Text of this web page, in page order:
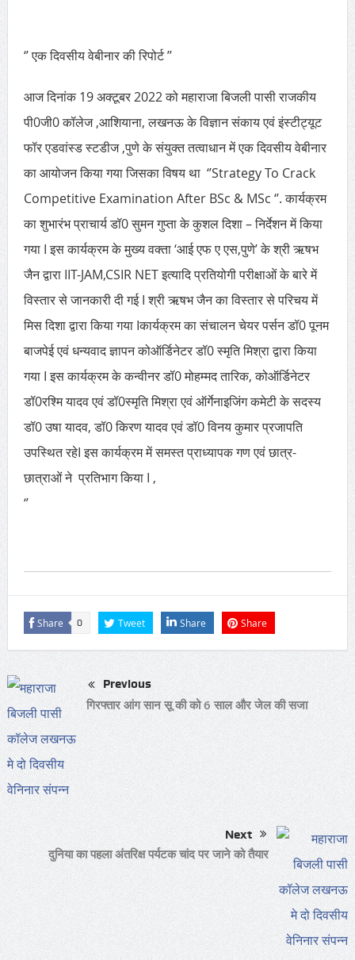
‘’ एक दिवसीय वेबीनार की रिपोर्ट ’’
आज दिनांक 19 अक्टूबर 2022 को महाराजा बिजली पासी राजकीय
पी0जी0 कॉलेज ,आशियाना, लखनऊ के विज्ञान संकाय एवं इंस्टीट्यूट
फॉर एडवांस्ड स्टडीज ,पुणे के संयुक्त तत्वाधान में एक दिवसीय वेबीनार
का आयोजन किया गया जिसका विषय था ‘’Strategy To Crack
Competitive Examination After BSc & MSc ‘’. कार्यक्रम
का शुभारंभ प्राचार्य डॉ0 सुमन गुप्ता के कुशल दिशा – निर्देशन में किया
गया I इस कार्यक्रम के मुख्य वक्ता ‘आई एफ ए एस,पुणे’ के श्री ऋषभ
जैन द्वारा IIT-JAM,CSIR NET इत्यादि प्रतियोगी परीक्षाओं के बारे में
विस्तार से जानकारी दी गई I श्री ऋषभ जैन का विस्तार से परिचय में
मिस दिशा द्वारा किया गया Iकार्यक्रम का संचालन चेयर पर्सन डॉ0 पूनम
बाजपेई एवं धन्यवाद ज्ञापन कोऑर्डिनेटर डॉ0 स्मृति मिश्रा द्वारा किया
गया I इस कार्यक्रम के कन्वीनर डॉ0 मोहम्मद तारिक, कोऑर्डिनेटर
डॉ0रश्मि यादव एवं डॉ0स्मृति मिश्रा एवं ऑर्गेनाइजिंग कमेटी के सदस्य
डॉ0 उषा यादव, डॉ0 किरण यादव एवं डॉ0 विनय कुमार प्रजापति
उपस्थित रहेI इस कार्यक्रम में समस्त प्राध्यापक गण एवं छात्र-
छात्राओं ने प्रतिभाग किया I ,
‘’
Share 0 Tweet Share Share
Previous
गिरफ्तार आंग सान सू की को 6 साल और जेल की सजा
Next
दुनिया का पहला अंतरिक्ष पर्यटक चांद पर जाने को तैयार